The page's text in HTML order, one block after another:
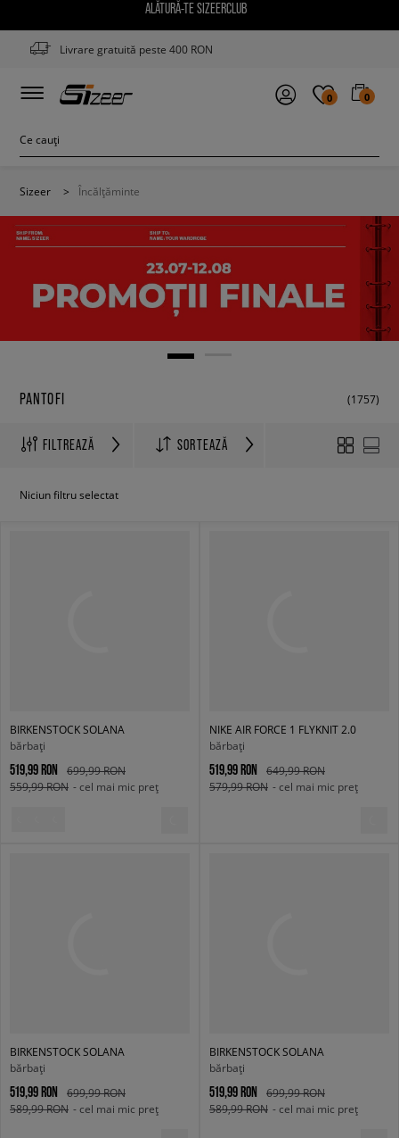
ALĂTURĂ-TE SIZEERCLUB
Livrare gratuită peste 400 RON
0 0
Sizeer > Încălțăminte
PANTOFI (1757)
FILTREAZĂ SORTEAZĂ
Niciun filtru selectat
BIRKENSTOCK SOLANA
bărbați
519,99 RON
699,99 RON
559,99 RON - cel mai mic preț
NIKE AIR FORCE 1 FLYKNIT 2.0
bărbați
519,99 RON
649,99 RON
579,99 RON - cel mai mic preț
BIRKENSTOCK SOLANA
bărbați
519,99 RON
699,99 RON
589,99 RON - cel mai mic preț
BIRKENSTOCK SOLANA
bărbați
519,99 RON
699,99 RON
589,99 RON - cel mai mic preț